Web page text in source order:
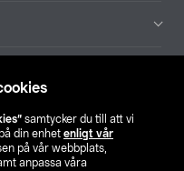
samtycker du till att vi
din enhet enligt vår
på vår webbplats,
anpassa våra
FI